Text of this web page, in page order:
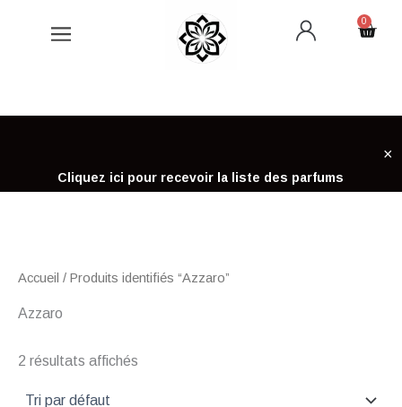
0
Cart
Cliquez ici pour recevoir la liste des parfums
×
Accueil / Produits identifiés “Azzaro”
Azzaro
2 résultats affichés